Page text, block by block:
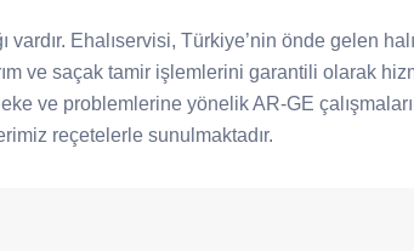
vardır. Ehalıservisi, Türkiye’nin önde gelen
ve saçak tamir işlemlerini garantili olarak
ve problemlerine yönelik AR-GE
reçetelerle sunulmaktadır.